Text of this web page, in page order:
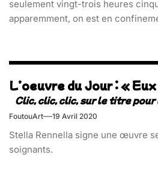
seulement vingt-trois heures
apparemment, on est en
L’oeuvre du Jour : «
FoutouArt 19 Avril 2020
Stella Rennella signe une œuvre
soignants.